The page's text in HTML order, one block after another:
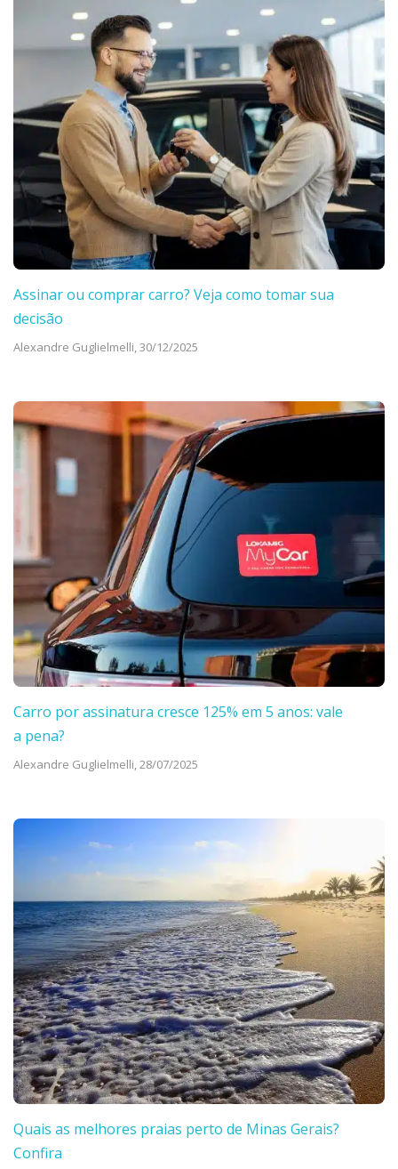
Assinar ou comprar carro? Veja como tomar sua
decisão
Alexandre Guglielmelli,30/12/2025
Carro por assinatura cresce 125% em 5 anos: vale
a pena?
Alexandre Guglielmelli,28/07/2025
Quais as melhores praias perto de Minas Gerais?
Confira